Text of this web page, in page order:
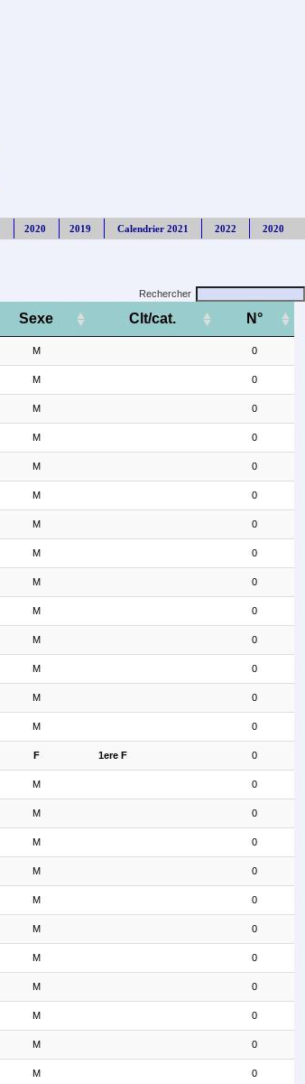
2020 2019 Calendrier 2021 2022 2020
Rechercher
Sexe Clt/cat. N°
M 0
M 0
M 0
M 0
M 0
M 0
M 0
M 0
M 0
M 0
M 0
M 0
M 0
M 0
F 1ere F 0
M 0
M 0
M 0
M 0
M 0
M 0
M 0
M 0
M 0
M 0
M 0